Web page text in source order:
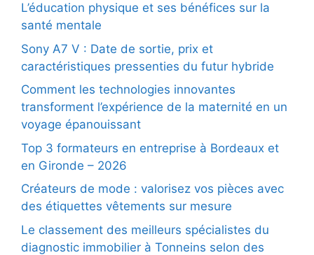
L’éducation physique et ses bénéfices sur la
santé mentale
Sony A7 V : Date de sortie, prix et
caractéristiques pressenties du futur hybride
Comment les technologies innovantes
transforment l’expérience de la maternité en un
voyage épanouissant
Top 3 formateurs en entreprise à Bordeaux et
en Gironde – 2026
Créateurs de mode : valorisez vos pièces avec
des étiquettes vêtements sur mesure
Le classement des meilleurs spécialistes du
diagnostic immobilier à Tonneins selon des